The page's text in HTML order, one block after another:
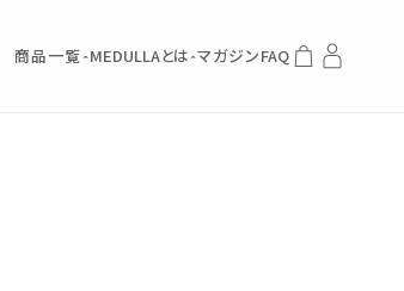
商品一覧 MEDULLAとは マガジンFAQ